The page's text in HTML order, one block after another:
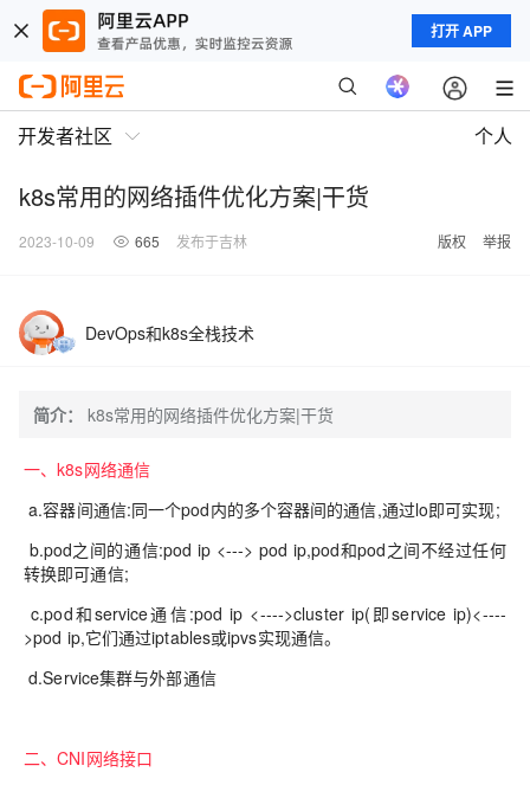
打开 APP
开发者社区 个人
k8s常用的网络插件优化方案|干货
2023-10-09 665 发布于吉林 版权 举报
DevOps和k8s全栈技术
简介： k8s常用的网络插件优化方案|干货
一、k8s网络通信
a.容器间通信:同一个pod内的多个容器间的通信,通过lo即可实现;
b.pod之间的通信:pod ip <---> pod ip,pod和pod之间不经过任何
转换即可通信;
c.pod和service通信:pod ip <---->cluster ip(即service ip)<----
>pod ip,它们通过iptables或ipvs实现通信。
d.Service集群与外部通信
二、CNI网络接口